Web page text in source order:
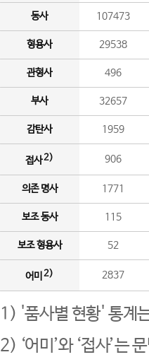
동사 107473
형용사 29538
관형사 496
부사 32657
감탄사 1959
접사2) 906
의존 명사 1771
보조 동사 115
보조 형용사 52
어미 2) 2837
1) '품사별 현황' 통계
2) ‘어미’와 ‘접사’는